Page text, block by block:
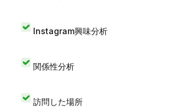
Instagram興味分析
関係性分析
訪問した場所